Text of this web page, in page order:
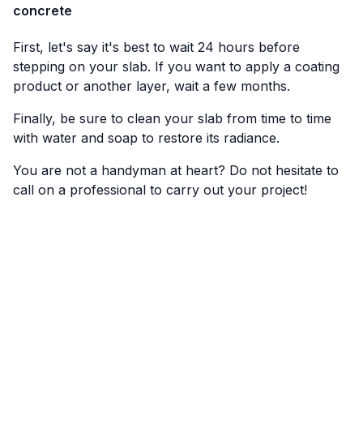
concrete
First, let's say it's best to wait 24 hours before
stepping on your slab. If you want to apply a coating
product or another layer, wait a few months.
Finally, be sure to clean your slab from time to time
with water and soap to restore its radiance.
You are not a handyman at heart? Do not hesitate to
call on a professional to carry out your project!